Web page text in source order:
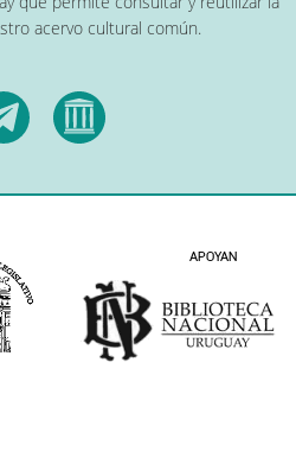
acervo cultural común.